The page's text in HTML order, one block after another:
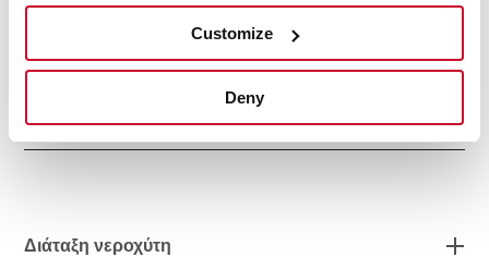
Customize
Deny
Οι υπολοιποι
Δευτερεύον μπολ
Διάταξη νεροχύτη